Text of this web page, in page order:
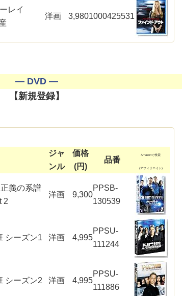
レイ
洋画 3,9801000425531
― DVD ―
【新規登録】
ジャ
ンル
価格
(円)
品番
Amazonで検索
(アフィリエイト)
義の系譜
2
洋画 9,300
PPSB-
130539
シーズン1 洋画 4,995
PPSU-
111244
シーズン2 洋画 4,995
PPSU-
111886